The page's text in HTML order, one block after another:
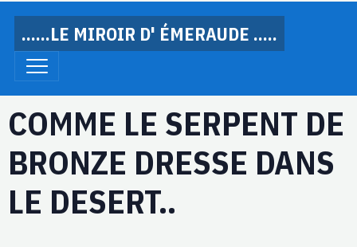
......LE MIROIR D' ÉMERAUDE .....
COMME LE SERPENT DE
BRONZE DRESSE DANS
LE DESERT..